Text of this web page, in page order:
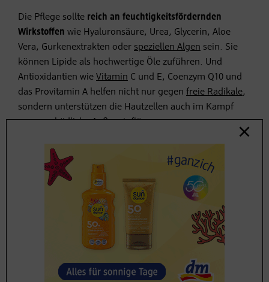
Die Pflege sollte reich an feuchtigkeitsfördernden
Wirkstoffen wie Hyaluronsäure, Urea, Glycerin, Aloe
Vera, Gurkenextrakten oder speziellen Algen sein. Sie
können Lipide als hochwertige Öle zuführen. Und
Antioxidantien wie Vitamin C und E, Coenzym Q10 und
das Provitamin A helfen nicht nur gegen freie Radikale,
sondern unterstützen die Hautzellen auch im Kampf
gegen schädliche Außeneinflüsse.
Dermatologin Alexandra Geusau empfiehlt zudem
täglichen Sonnenschutz
Lichtschutzfaktor
von mindestens 25. Darüber hinaus den Kopf sowie alle
exponierten Stellen wie Nacken, Ohren und Handrücken
und aufs Sonnenbad und das Solarium
generell verzichten.
HAUT ZWISCHEN 40 UND 60: FESTIGEN &
AUFBAUEN